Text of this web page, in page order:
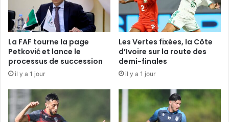
La FAF tourne la page
Petković et lance le
processus de succession
il y a 1 jour
Les Vertes fixées, la Côte
d’Ivoire sur la route des
demi-finales
il y a 1 jour